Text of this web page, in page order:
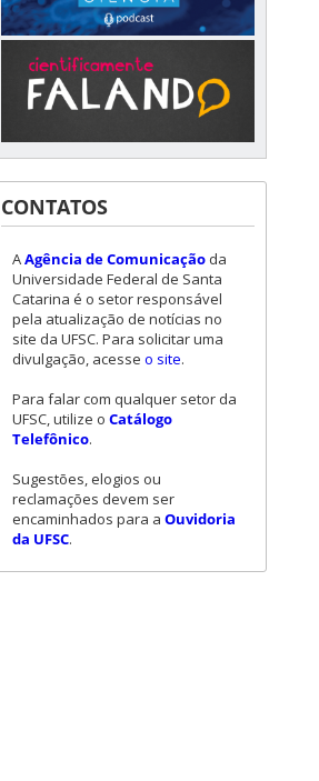
CONTATOS
AAgência de Comunicação da
Universidade Federal de Santa
Catarina é o setor responsável
pela atualização de notícias no
site da UFSC. Para solicitar uma
divulgação, acesse o site.
Para falar com qualquer setor da
UFSC, utilize o Catálogo
Telefônico.
Sugestões, elogios ou
reclamações devem ser
encaminhados para a Ouvidoria
da UFSC.